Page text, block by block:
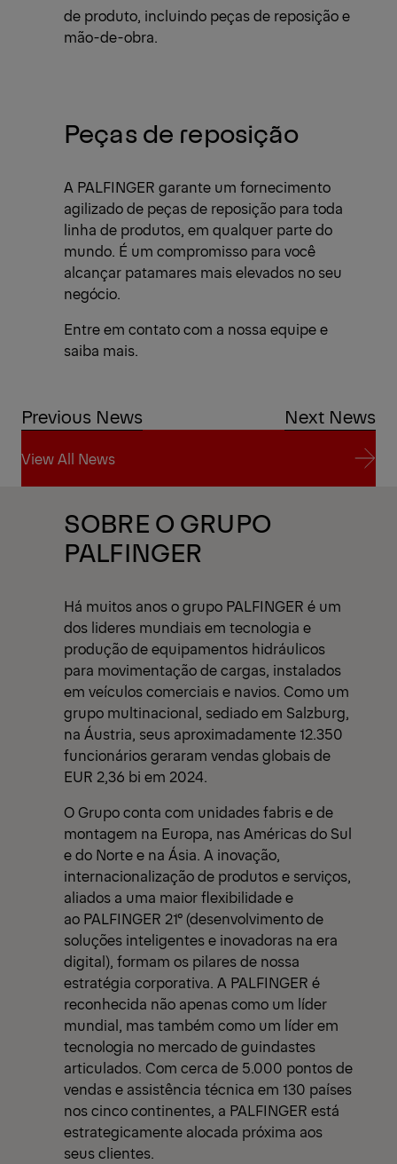
de produto, incluindo peças de reposição e
mão-de-obra.
Peças de reposição
A PALFINGER garante um fornecimento
agilizado de peças de reposição para toda
linha de produtos, em qualquer parte do
mundo. É um compromisso para você
alcançar patamares mais elevados no seu
negócio.
Entre em contato com a nossa equipe e
saiba mais.
Previous News Next News
View All News
View All News
SOBRE O GRUPO
PALFINGER
Há muitos anos o grupo PALFINGER é um
dos lideres mundiais em tecnologia e
produção de equipamentos hidráulicos
para movimentação de cargas, instalados
em veículos comerciais e navios. Como um
grupo multinacional, sediado em Salzburg,
na Áustria, seus aproximadamente 12.350
funcionários geraram vendas globais de
EUR 2,36 bi em 2024.
O Grupo conta com unidades fabris e de
montagem na Europa, nas Américas do Sul
e do Norte e na Ásia. A inovação,
internacionalização de produtos e serviços,
aliados a uma maior flexibilidade e
ao PALFINGER 21° (desenvolvimento de
soluções inteligentes e inovadoras na era
digital), formam os pilares de nossa
estratégia corporativa. A PALFINGER é
reconhecida não apenas como um líder
mundial, mas também como um líder em
tecnologia no mercado de guindastes
articulados. Com cerca de 5.000 pontos de
vendas e assistência técnica em 130 países
nos cinco continentes, a PALFINGER está
estrategicamente alocada próxima aos
seus clientes.